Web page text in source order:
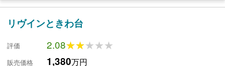
リヴインときわ台
評価 2.08★★★★★
★★★★★
販売価格 1,380万円